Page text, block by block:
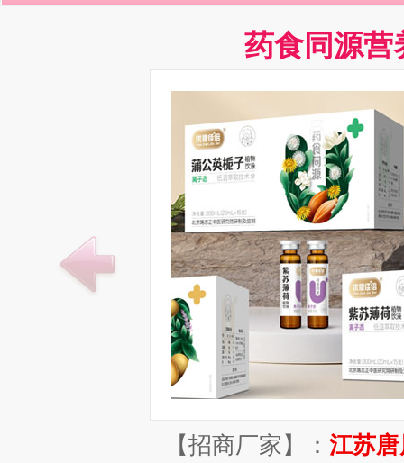
药食同源营
【招商厂家】： 江苏